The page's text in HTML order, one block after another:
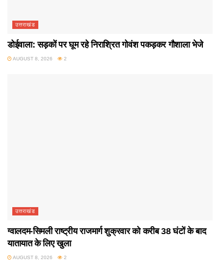
उत्तराखंड
डोईवाला: सड़कों पर घूम रहे निराश्रित गोवंश पकड़कर गौशाला भेजे
AUGUST 8, 2026 2
उत्तराखंड
ग्वालदम-सिमली राष्ट्रीय राजमार्ग शुक्रवार को करीब 38 घंटों के बाद
यातायात के लिए खुला
AUGUST 8, 2026 2